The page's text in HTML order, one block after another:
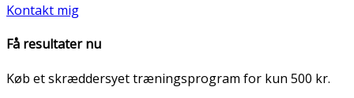
Kontakt mig
Få resultater nu
Køb et skræddersyet træningsprogram for kun 500 kr.